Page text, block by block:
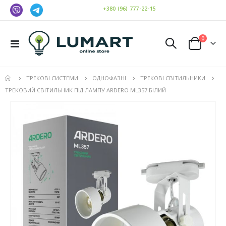
+380 (96) 777-22-15
Toggle
Cart
0
ТРЕКОВІ СИСТЕМИ ОДНОФАЗНІ
ТРЕКОВІ СВІТИЛЬНИКИ
ТРЕКОВИЙ СВІТИЛЬНИК ПІД ЛАМПУ ARDERO ML357 БІЛИЙ
кінця
галереї
зображень